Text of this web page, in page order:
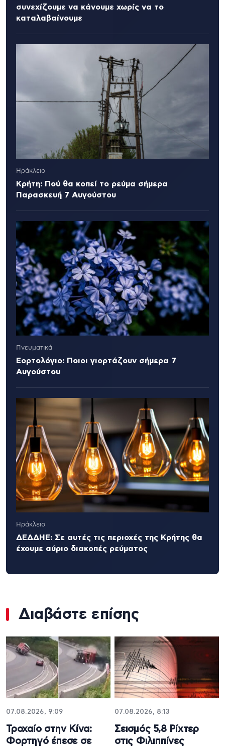
συνεχίζουμε να κάνουμε χωρίς να το
καταλαβαίνουμε
Ηράκλειο
Κρήτη: Πού θα κοπεί το ρεύμα σήμερα
Παρασκευή 7 Αυγούστου
Πνευματικά
Εορτολόγιο: Ποιοι γιορτάζουν σήμερα 7
Αυγούστου
Ηράκλειο
ΔΕΔΔΗΕ: Σε αυτές τις περιοχές της Κρήτης θα
έχουμε αύριο διακοπές ρεύματος
Διαβάστε επίσης
07.08.2026, 9:09
Τροχαίο στην Κίνα:
Φορτηγό έπεσε σε
07.08.2026, 8:13
Σεισμός 5,8 Ρίχτερ
στις Φιλιππίνες